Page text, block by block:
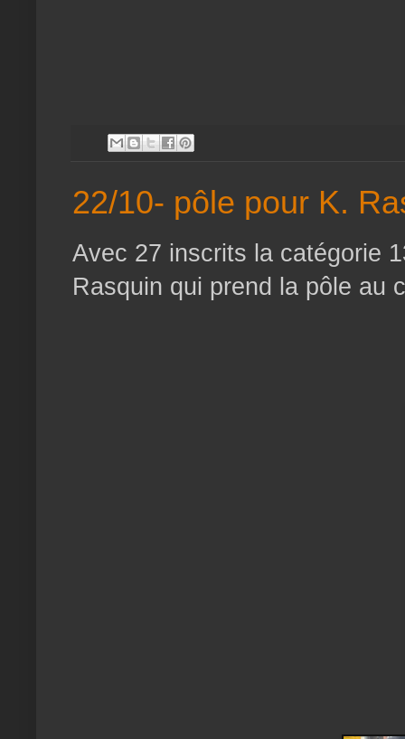
22/10- pôle pour K.
Avec 27 inscrits la catégorie
Rasquin qui prend la pôle au